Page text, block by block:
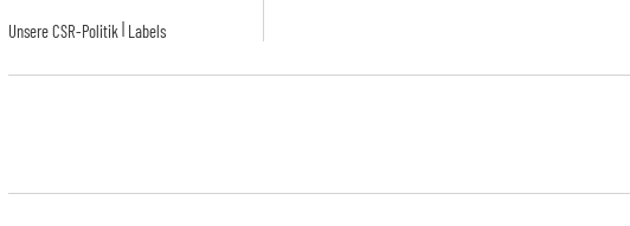
Unsere CSR-Politik | Labels